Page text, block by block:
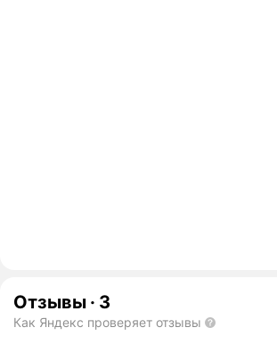
Отзывы · 3
Как Яндекс проверяет отзывы